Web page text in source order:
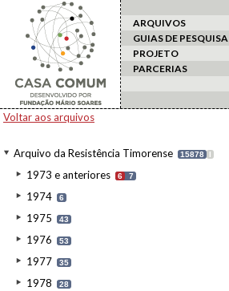
ARQUIVOS
GUIAS DE PESQUISA
PROJETO
PARCERIAS
Voltar aos arquivos
Arquivo da Resistência Timorense 15878 I
1973 e anteriores 6 7
1974 6
1975 43
1976 53
1977 35
1978 28